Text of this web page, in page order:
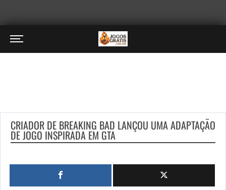
CRIADOR DE BREAKING BAD LANÇOU UMA ADAPTAÇÃO
DE JOGO INSPIRADA EM GTA